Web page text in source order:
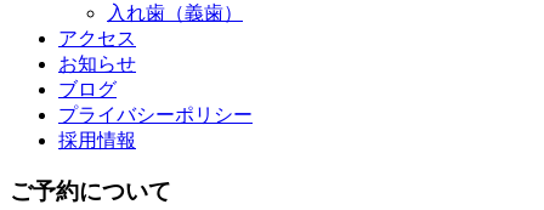
入れ歯（義歯）
アクセス
お知らせ
ブログ
プライバシーポリシー
採用情報
ご予約について